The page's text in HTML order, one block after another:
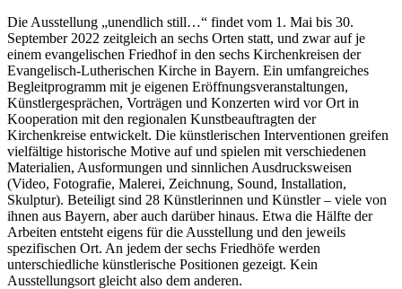
Die Ausstellung „unendlich still…“ findet vom 1. Mai bis 30.
September 2022 zeitgleich an sechs Orten statt, und zwar auf je
einem evangelischen Friedhof in den sechs Kirchenkreisen der
Evangelisch-Lutherischen Kirche in Bayern. Ein umfangreiches
Begleitprogramm mit je eigenen Eröffnungsveranstaltungen,
Künstlergesprächen, Vorträgen und Konzerten wird vor Ort in
Kooperation mit den regionalen Kunstbeauftragten der
Kirchenkreise entwickelt. Die künstlerischen Interventionen greifen
vielfältige historische Motive auf und spielen mit verschiedenen
Materialien, Ausformungen und sinnlichen Ausdrucksweisen
(Video, Fotografie, Malerei, Zeichnung, Sound, Installation,
Skulptur). Beteiligt sind 28 Künstlerinnen und Künstler – viele von
ihnen aus Bayern, aber auch darüber hinaus. Etwa die Hälfte der
Arbeiten entsteht eigens für die Ausstellung und den jeweils
spezifischen Ort. An jedem der sechs Friedhöfe werden
unterschiedliche künstlerische Positionen gezeigt. Kein
Ausstellungsort gleicht also dem anderen.